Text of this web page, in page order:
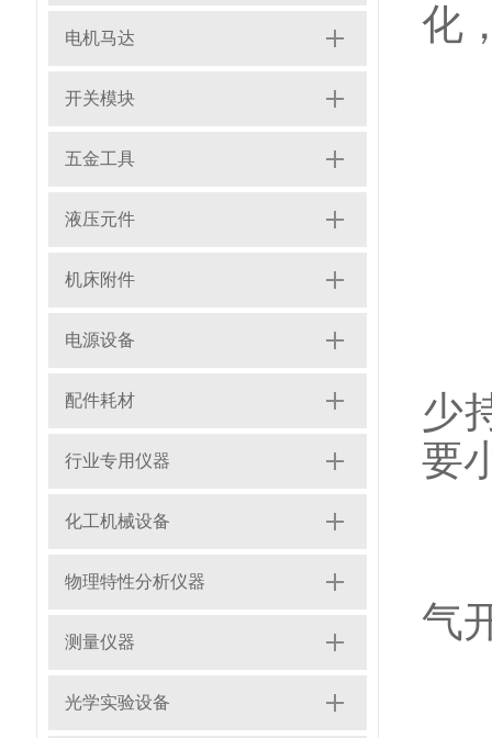
电机马达
开关模块
五金工具
液压元件
机床附件
电源设备
配件耗材
行业专用仪器
化工机械设备
物理特性分析仪器
测量仪器
光学实验设备
化
少
要
气